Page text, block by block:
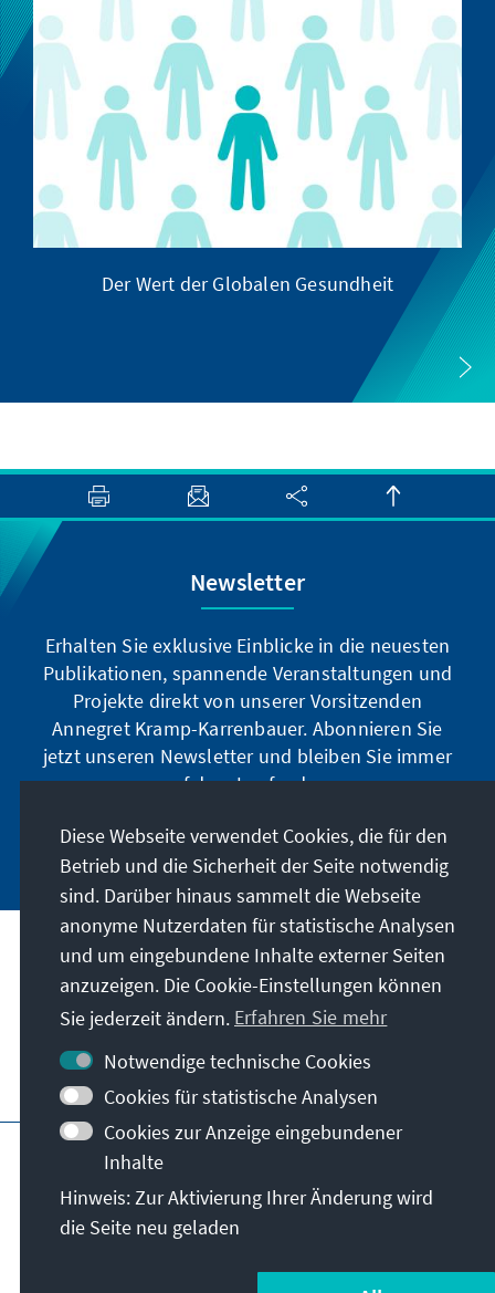
Der Wert der Globalen Gesundheit
Newsletter
Erhalten Sie exklusive Einblicke in die neuesten
Publikationen, spannende Veranstaltungen und
Projekte direkt von unserer Vorsitzenden
Annegret Kramp-Karrenbauer. Abonnieren Sie
jetzt unseren Newsletter und bleiben Sie immer
auf dem Laufenden.
Jetzt abonnieren
Unser Auftrag
Kontakt
Weitere Angebote der Stiftung
Impressum
Datenschutz
Nutzungsbedingungen
Erklärung zur Barrierefreiheit
Barriere melden
Sitemap
© Konrad-Adenauer-Stiftung e.V. 2026
Diese Webseite verwendet Cookies, die für den
Betrieb und die Sicherheit der Seite notwendig
sind. Darüber hinaus sammelt die Webseite
anonyme Nutzerdaten für statistische Analysen
und um eingebundene Inhalte externer Seiten
anzuzeigen. Die Cookie-Einstellungen können
Sie jederzeit ändern. Erfahren Sie mehr
Notwendige technische Cookies
Cookies für statistische Analysen
Cookies zur Anzeige eingebundener
Inhalte
Hinweis: Zur Aktivierung Ihrer Änderung wird
die Seite neu geladen